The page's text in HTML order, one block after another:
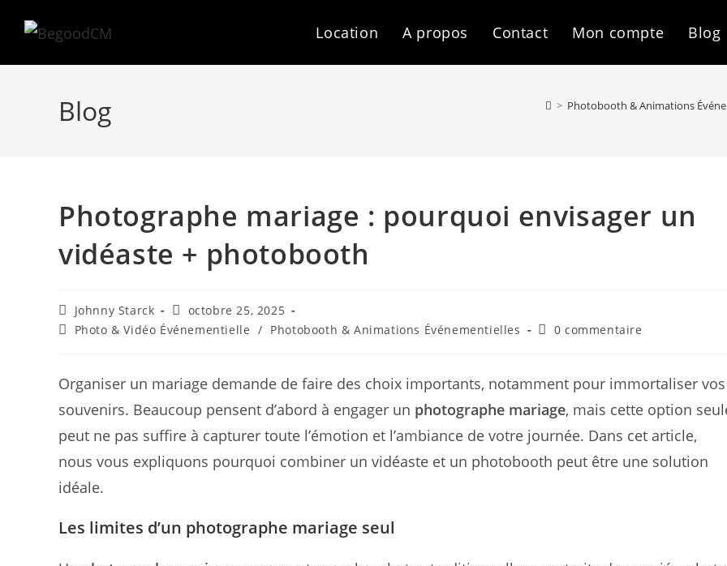
Location A propos Contact Mon compte Blog
Blog > Photobooth & Animations
Photographe mariage : pourquoi envisager un
vidéaste + photobooth
Auteur/autrice
de
Johnny Starck
Publication
publiée :
octobre 25, 2025
PostPhoto & Vidéo Événementielle / Photobooth & Animations Événementielles
Commentaires
publication :
0 commentaire
Organiser un mariage demande de faire des choix importants, notamment pour immortaliser vos
souvenirs. Beaucoup pensent d’abord à engager un photographe mariage, mais cette option
peut ne pas suffire à capturer toute l’émotion et l’ambiance de votre journée. Dans cet article,
nous vous expliquons pourquoi combiner un vidéaste et un photobooth peut être une solution
idéale.
Les limites d’un photographe mariage seul